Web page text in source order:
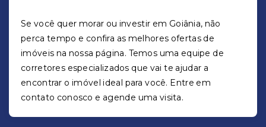
Se você quer morar ou investir em Goiânia, não
perca tempo e confira as melhores ofertas de
imóveis na nossa página. Temos uma equipe de
corretores especializados que vai te ajudar a
encontrar o imóvel ideal para você. Entre em
contato conosco e agende uma visita.